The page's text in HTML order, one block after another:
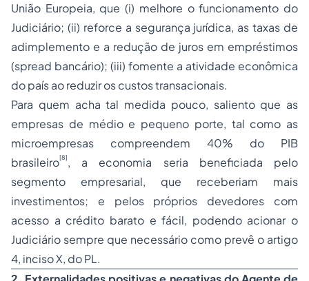
União Europeia, que (i) melhore o funcionamento do
Judiciário; (ii) reforce a segurança jurídica, as taxas de
adimplemento e a redução de juros em empréstimos
(spread bancário); (iii) fomente a atividade econômica
do país ao reduzir os custos transacionais.
Para quem acha tal medida pouco, saliento que as
empresas de médio e pequeno porte, tal como as
microempresas compreendem 40% do PIB
brasileiro[8], a economia seria beneficiada pelo
segmento empresarial, que receberiam mais
investimentos; e pelos próprios devedores com
acesso a crédito barato e fácil, podendo acionar o
Judiciário sempre que necessário como prevê o artigo
4, inciso X, do PL.